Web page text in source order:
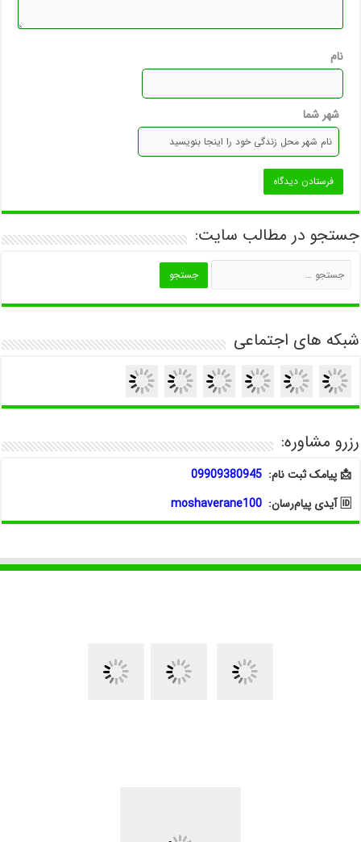
نام
شهر شما
جستجو در مطالب سایت:
شبکه های اجتماعی
رزرو مشاوره:
📩 پیامک ثبت نام:09909380945
🆔 آیدی پیام‌رسان:
moshaverane100